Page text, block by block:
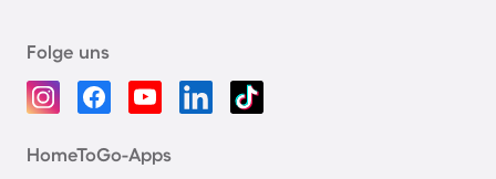
Folge uns
HomeToGo-Apps